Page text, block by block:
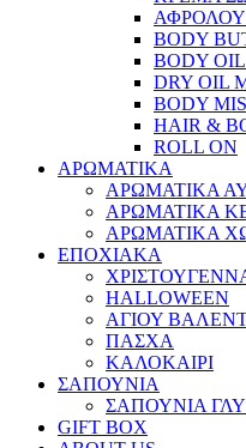
BODY
BODY OIL
DRY OIL
BODY
HAIR &
ROLL ON
ΑΡΩΜΑΤΙΚΑ
ΑΡΩΜΑΤΙΚΑ
ΑΡΩΜΑΤΙΚΑ
ΑΡΩΜΑΤΙΚΑ
ΕΠΟΧΙΑΚΑ
HALLOWEEN
ΑΓΙΟΥ
ΠΑΣΧΑ
ΚΑΛΟΚΑΙΡΙ
ΣΑΠΟΥΝΙΑ
ΣΑΠΟΥΝΙΑ
GIFT BOX